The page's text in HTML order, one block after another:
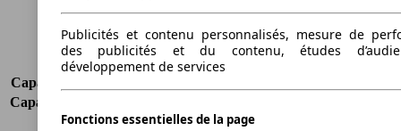
Sièges
5
Charge sur toit
Capacité de remorquage (sans freins)
Capacité de remorquage (avec freins)
Volume du coffre
556 - 955 l
Publicités et contenu personnalisés, mesure de
des publicités et du contenu, études
développement de services
Fonctions essentielles de la page